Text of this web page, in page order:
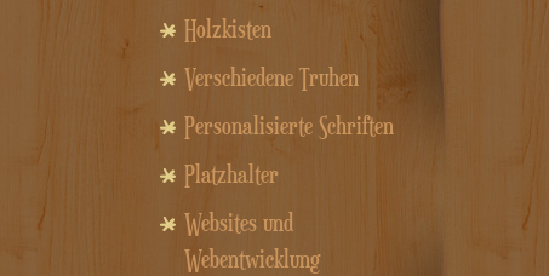
Holzkisten
Verschiedene Truhen
Personalisierte Schriften
Platzhalter
Websites und
Webentwicklung